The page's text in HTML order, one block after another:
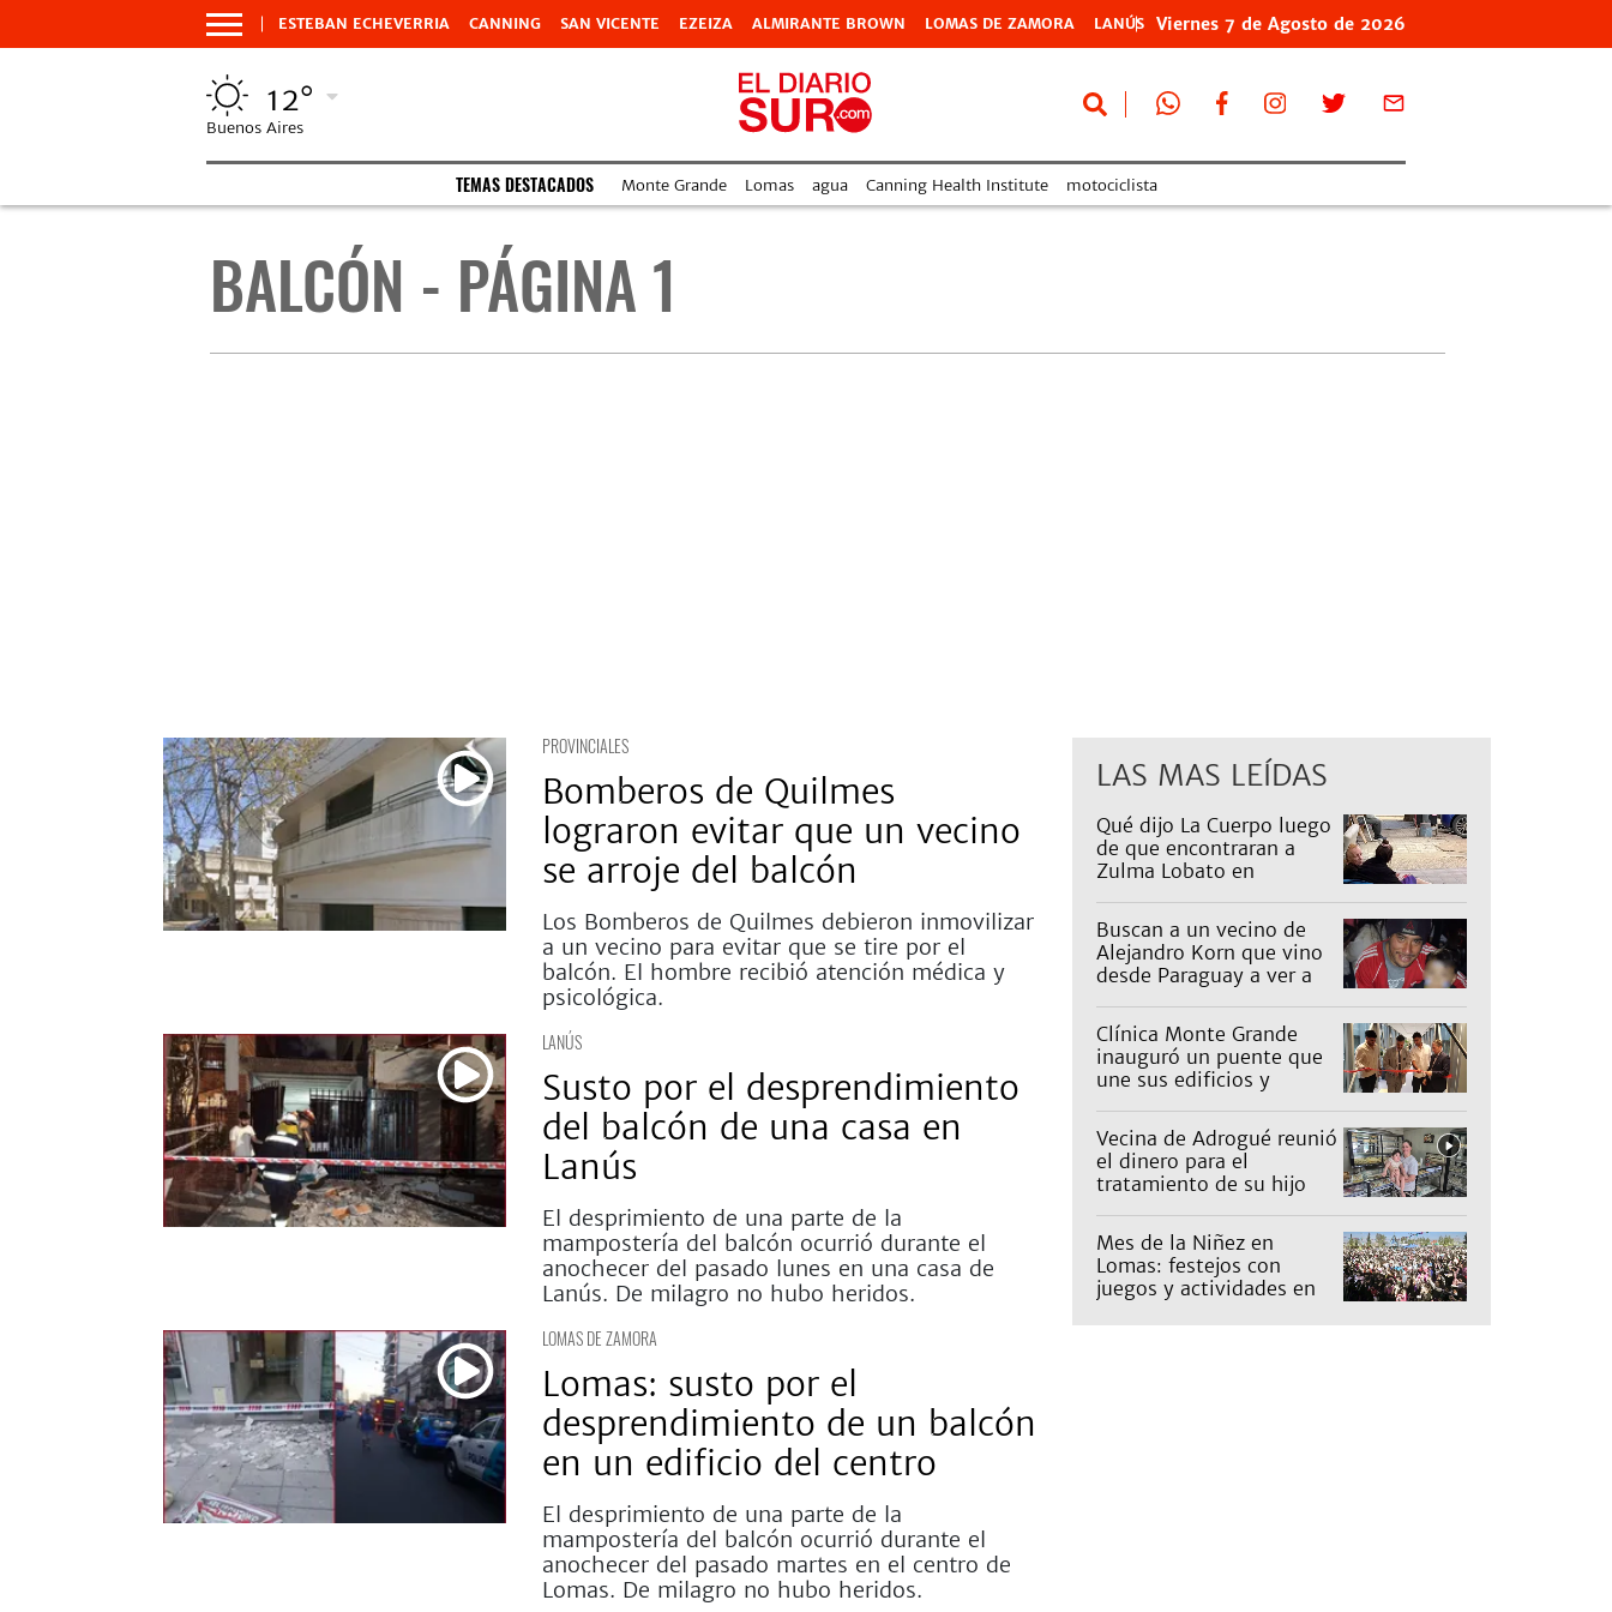
ESTEBAN ECHEVERRIA CANNING SAN VICENTE EZEIZA ALMIRANTE BROWN LOMAS DE ZAMORA LANÚS Viernes 7 de Agosto de 2026
12°
Buenos Aires
TEMAS DESTACADOS Monte Grande Lomas agua Canning Health Institute motociclista
BALCÓN - PÁGINA 1
PROVINCIALES
Bomberos de Quilmes
lograron evitar que un vecino
se arroje del balcón
Los Bomberos de Quilmes debieron inmovilizar
a un vecino para evitar que se tire por el
balcón. El hombre recibió atención médica y
psicológica.
LANÚS
Susto por el desprendimiento
del balcón de una casa en
Lanús
El desprimiento de una parte de la
mampostería del balcón ocurrió durante el
anochecer del pasado lunes en una casa de
Lanús. De milagro no hubo heridos.
LOMAS DE ZAMORA
Lomas: susto por el
desprendimiento de un balcón
en un edificio del centro
El desprimiento de una parte de la
mampostería del balcón ocurrió durante el
anochecer del pasado martes en el centro de
Lomas. De milagro no hubo heridos.
LAS MAS LEÍDAS
Qué dijo La Cuerpo luego
de que encontraran a
Zulma Lobato en
Buscan a un vecino de
Alejandro Korn que vino
desde Paraguay a ver a
Clínica Monte Grande
inauguró un puente que
une sus edificios y
Vecina de Adrogué reunió
el dinero para el
tratamiento de su hijo
viajarán a la India
Mes de la Niñez en
Lomas: festejos con
juegos y actividades en